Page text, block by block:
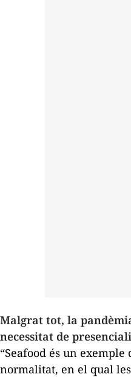
Malgrat tot, la
necessitat de
“Seafood és un
normalitat, en el qual